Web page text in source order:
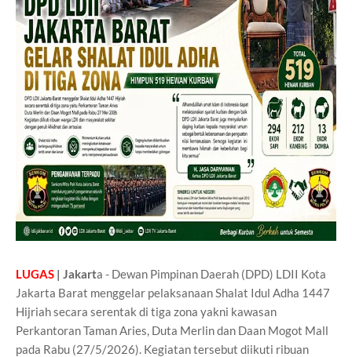
LUGAS | Jakarta - Dewan Pimpinan Daerah (DPD) LDII Kota
Jakarta Barat menggelar pelaksanaan Shalat Idul Adha 1447
Hijriah secara serentak di tiga zona yakni kawasan
Perkantoran Taman Aries, Duta Merlin dan Daan Mogot Mall
pada Rabu (27/5/2026). Kegiatan tersebut diikuti ribuan